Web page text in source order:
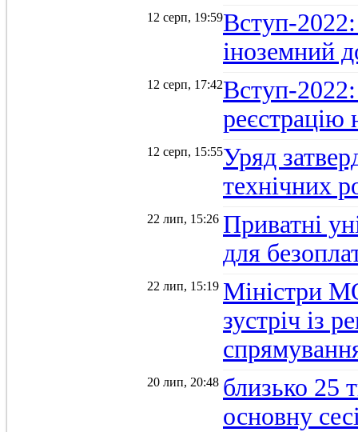
12 серп, 19:59Вступ-
іноземний
12 серп, 17:42Вступ-
12 серп, 15:55Уряд
технічних
22 лип, 15:26 Приватні
для
22 лип, 15:19 Міністри
зустріч із
20 лип, 20:48 близько 25
основну